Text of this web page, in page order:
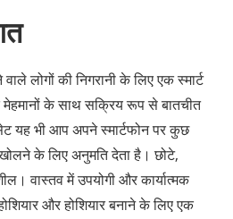
लोगों की निगरानी के लिए एक स्मार्ट
के साथ सक्रिय रूप से बातचीत
यह भी आप अपने स्मार्टफोन पर कुछ
के लिए अनुमति देता है। छोटे,
वास्तव में उपयोगी और कार्यात्मक
और होशियार बनाने के लिए एक